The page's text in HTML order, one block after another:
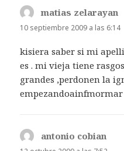
matias zelarayan
10 septiembre 2009 a las 6:14
kisiera saber si mi
es . mi vieja tiene
grandes ,perdonen la
empezandoainfmormar
antonio cobian